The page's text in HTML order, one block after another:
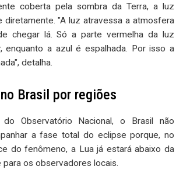
coberta pela sombra da Terra, a luz
diretamente. "A luz atravessa a atmosfera
chegar lá. Só a parte vermelha da luz
enquanto a azul é espalhada. Por isso a
detalha.
Brasil por regiões
Observatório Nacional, o Brasil não
a fase total do eclipse porque, no
do fenômeno, a Lua já estará abaixo da
para os observadores locais.